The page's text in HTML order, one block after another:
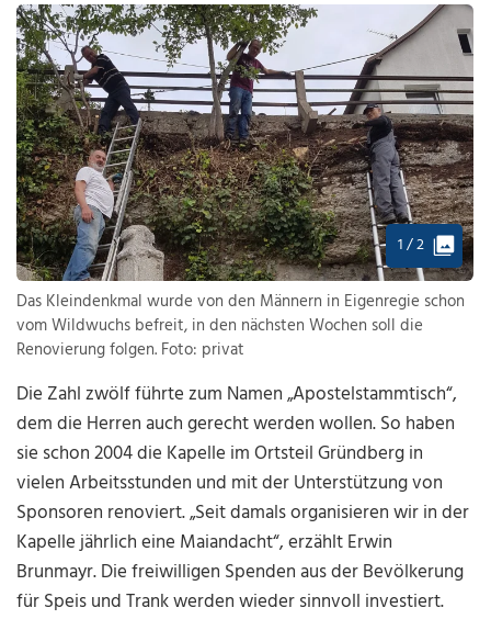
1 / 2
Das Kleindenkmal wurde von den Männern in Eigenregie schon
vom Wildwuchs befreit, in den nächsten Wochen soll die
Renovierung folgen. Foto: privat
Die Zahl zwölf führte zum Namen „Apostelstammtisch“,
dem die Herren auch gerecht werden wollen. So haben
sie schon 2004 die Kapelle im Ortsteil Gründberg in
vielen Arbeitsstunden und mit der Unterstützung von
Sponsoren renoviert. „Seit damals organisieren wir in der
Kapelle jährlich eine Maiandacht“, erzählt Erwin
Brunmayr. Die freiwilligen Spenden aus der Bevölkerung
für Speis und Trank werden wieder sinnvoll investiert.